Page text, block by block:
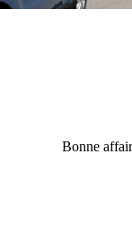
Bonne